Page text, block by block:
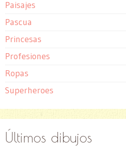
Paisajes
Pascua
Princesas
Profesiones
Ropas
Superheroes
Últimos dibujos